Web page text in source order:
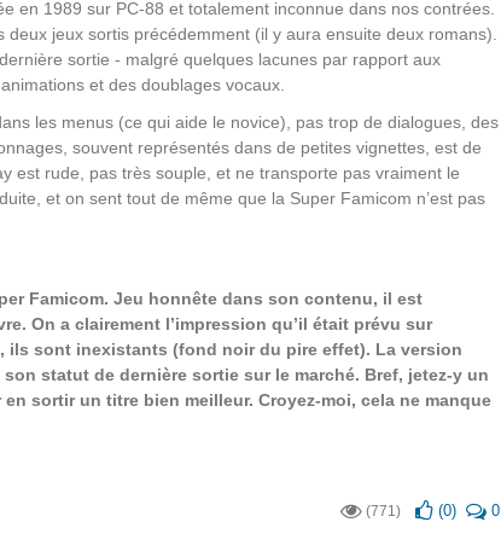
en 1989 sur PC-88 et totalement inconnue dans nos contrées.
jeux sortis précédemment (il y aura ensuite deux romans).
sortie - malgré quelques lacunes par rapport aux
et des doublages vocaux.
les menus (ce qui aide le novice), pas trop de dialogues, des
souvent représentés dans de petites vignettes, est de
est rude, pas très souple, et ne transporte pas vraiment le
et on sent tout de même que la Super Famicom n’est pas
Famicom. Jeu honnête dans son contenu, il est
On a clairement l’impression qu’il était prévu sur
sont inexistants (fond noir du pire effet). La version
statut de dernière sortie sur le marché. Bref, jetez-y un
sortir un titre bien meilleur. Croyez-moi, cela ne manque
(771) (0) 0